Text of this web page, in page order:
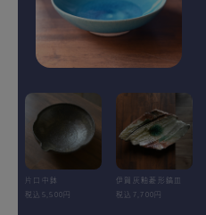
片口中鉢
税込5,500円
伊賀灰釉菱形鎬皿
税込7,700円